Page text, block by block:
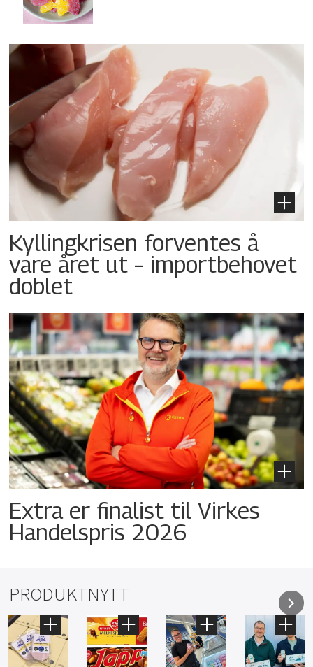
Kyllingkrisen forventes å
vare året ut – importbehovet
doblet
Extra er finalist til Virkes
Handelspris 2026
PRODUKTNYTT